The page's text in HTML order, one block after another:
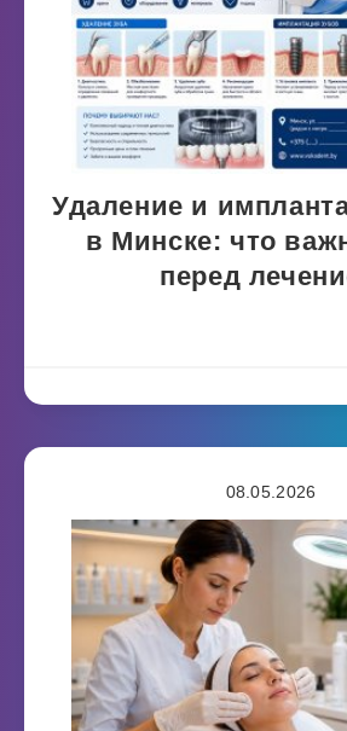
Удаление и
в Минске: что
перед
08.05.2026